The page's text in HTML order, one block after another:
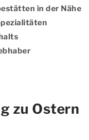
in der Nähe
zu Ostern